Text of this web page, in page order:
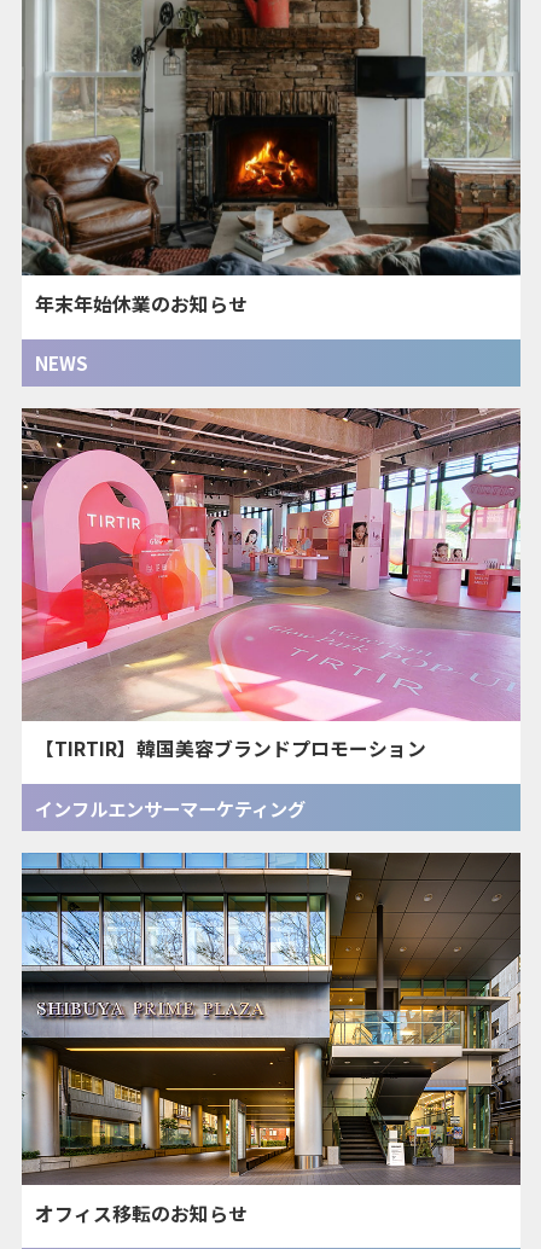
年末年始休業のお知らせ
NEWS
【TIRTIR】韓国美容ブランドプロモーション
インフルエンサーマーケティング
オフィス移転のお知らせ